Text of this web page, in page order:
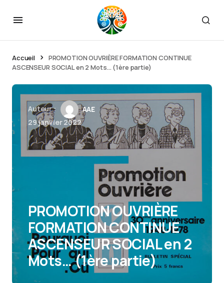
Accueil
PROMOTION OUVRIÈRE FORMATION CONTINUE
ASCENSEUR SOCIAL en 2 Mots… (1ère partie)
Auteur :
AAE
29 janvier 2022
PROMOTION OUVRIÈRE
FORMATION CONTINUE
ASCENSEUR SOCIAL en 2
Mots… (1ère partie)